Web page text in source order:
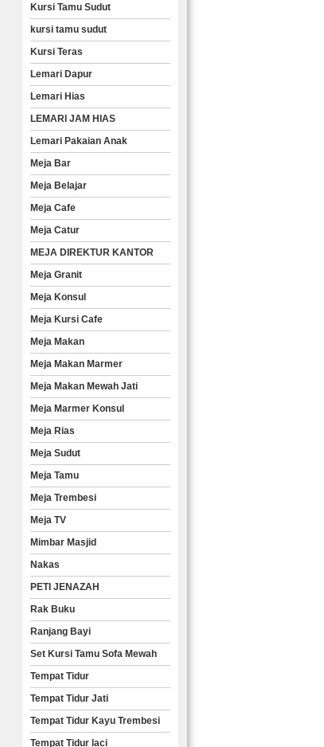
Kursi Tamu Sudut
kursi tamu sudut
Kursi Teras
Lemari Dapur
Lemari Hias
LEMARI JAM HIAS
Lemari Pakaian Anak
Meja Bar
Meja Belajar
Meja Cafe
Meja Catur
MEJA DIREKTUR KANTOR
Meja Granit
Meja Konsul
Meja Kursi Cafe
Meja Makan
Meja Makan Marmer
Meja Makan Mewah Jati
Meja Marmer Konsul
Meja Rias
Meja Sudut
Meja Tamu
Meja Trembesi
Meja TV
Mimbar Masjid
Nakas
PETI JENAZAH
Rak Buku
Ranjang Bayi
Set Kursi Tamu Sofa Mewah
Tempat Tidur
Tempat Tidur Jati
Tempat Tidur Kayu Trembesi
Tempat Tidur laci